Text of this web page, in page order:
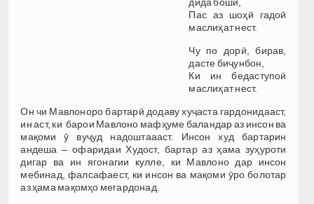
Пас аз шоҳӣ гадоӣ
маслиҳат нест.
Чу по дорӣ, бирав,
дасте биҷунбон,
Ки ин бедаступоӣ
маслиҳат нест.
Он чи Мавлоноро бартарӣ додаву хуҷаста гардонидааст,
ин аст, ки барои Мавлоно мафҳуме баландар аз инсон ва
мақоми ӯ вуҷуд надоштаааст. Инсон худ бартарин
андеша – офаридаи Худост, бартар аз ҳама зуҳуроти
дигар ва ин ягонагии кулле, ки Мавлоно дар инсон
мебинад, фалсафаест, ки инсон ва мақоми ӯро болотар
аз ҳама мақомҳо мегардонад.